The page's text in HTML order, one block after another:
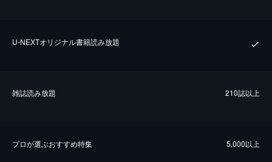
U-NEXTオリジナル書籍読み放題
雑誌読み放題 210誌以上
プロが選ぶおすすめ特集 5,000以上